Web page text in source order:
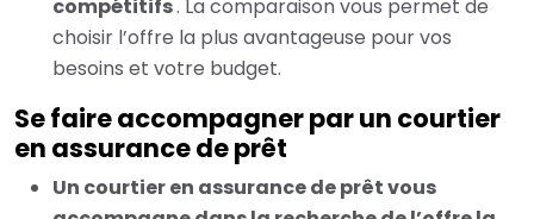
compétitifs. La comparaison vous permet de
choisir l’offre la plus avantageuse pour vos
besoins et votre budget.
Se faire accompagner par un courtier
en assurance de prêt
Un courtier en assurance de prêt vous